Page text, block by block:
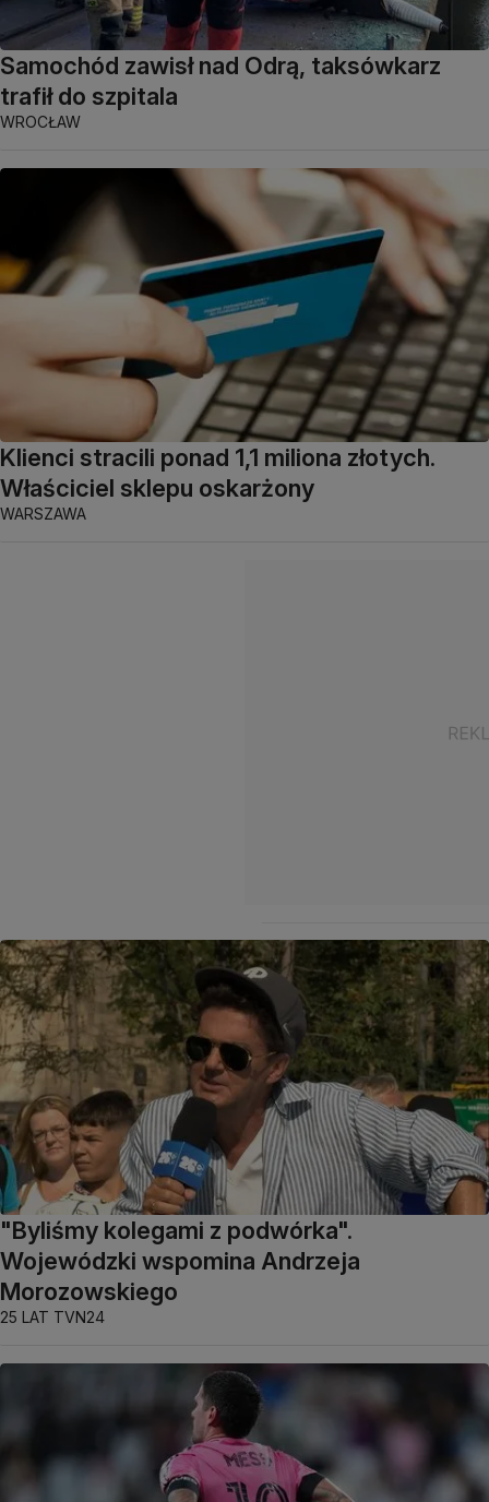
Samochód zawisł nad Odrą, taksówkarz
trafił do szpitala
WROCŁAW
Klienci stracili ponad 1,1 miliona złotych.
Właściciel sklepu oskarżony
WARSZAWA
"Byliśmy kolegami z podwórka".
Wojewódzki wspomina Andrzeja
Morozowskiego
25 LAT TVN24